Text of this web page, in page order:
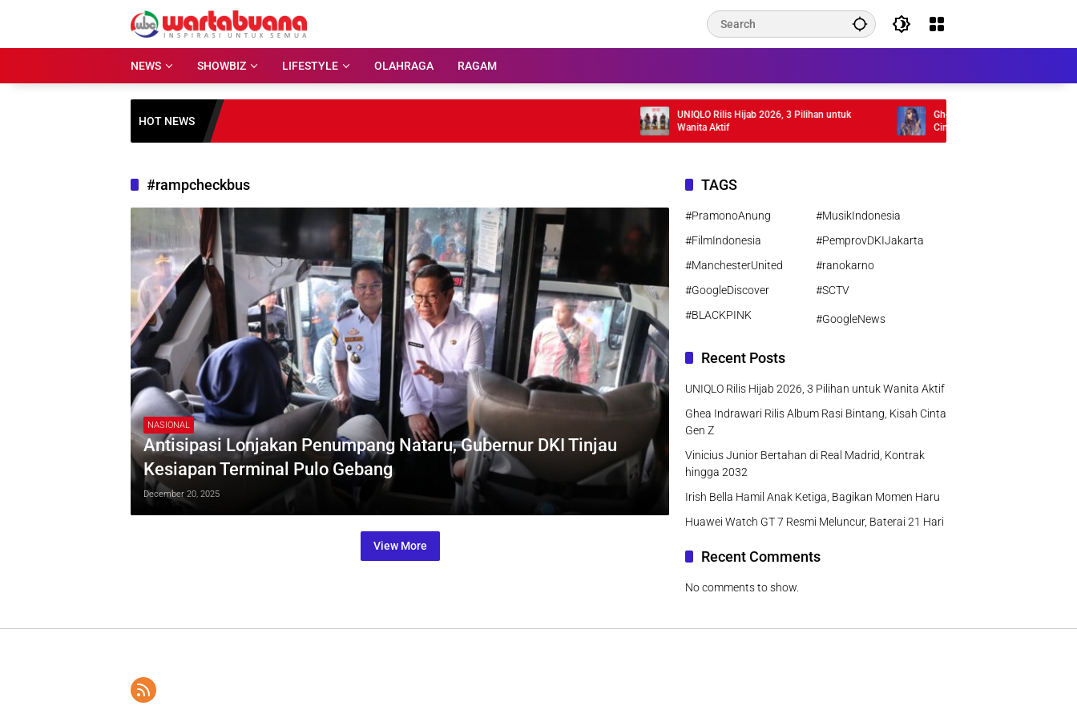
NEWS
SHOWBIZ LIFESTYLE OLAHRAGA RAGAM
HOT NEWS
UNIQLO Rilis Hijab 2026, 3 Pilihan untuk
Wanita Aktif
Ghea Indrawari Rilis Album Rasi
Cinta Gen Z
#rampcheckbus
NASIONAL
Antisipasi Lonjakan Penumpang Nataru, Gubernur DKI Tinjau
Kesiapan Terminal Pulo Gebang
December 20, 2025
View More
TAGS
#PramonoAnung
#MusikIndonesia
#FilmIndonesia
#PemprovDKIJakarta
#ManchesterUnited
#ranokarno
#GoogleDiscover
#SCTV
#BLACKPINK
#GoogleNews
Recent Posts
UNIQLO Rilis Hijab 2026, 3 Pilihan untuk Wanita Aktif
Ghea Indrawari Rilis Album Rasi Bintang, Kisah Cinta
Gen Z
Vinicius Junior Bertahan di Real Madrid, Kontrak
hingga 2032
Irish Bella Hamil Anak Ketiga, Bagikan Momen Haru
Huawei Watch GT 7 Resmi Meluncur, Baterai 21 Hari
Recent Comments
No comments to show.